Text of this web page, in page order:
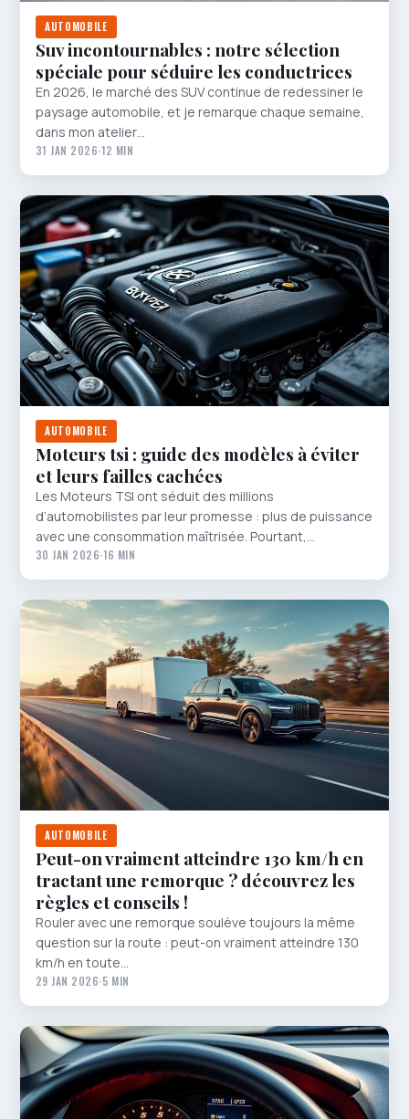
AUTOMOBILE
Suv incontournables : notre sélection
spéciale pour séduire les conductrices
En 2026, le marché des SUV continue de redessiner le
paysage automobile, et je remarque chaque semaine,
dans mon atelier…
31 JAN 2026·12 MIN
AUTOMOBILE
Moteurs tsi : guide des modèles à éviter
et leurs failles cachées
Les Moteurs TSI ont séduit des millions
d’automobilistes par leur promesse : plus de puissance
avec une consommation maîtrisée. Pourtant,…
30 JAN 2026·16 MIN
AUTOMOBILE
Peut-on vraiment atteindre 130 km/h en
tractant une remorque ? découvrez les
règles et conseils !
Rouler avec une remorque soulève toujours la même
question sur la route : peut-on vraiment atteindre 130
km/h en toute…
29 JAN 2026·5 MIN